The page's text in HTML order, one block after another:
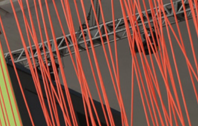
vídeos livro loja info clipping novidades agenda